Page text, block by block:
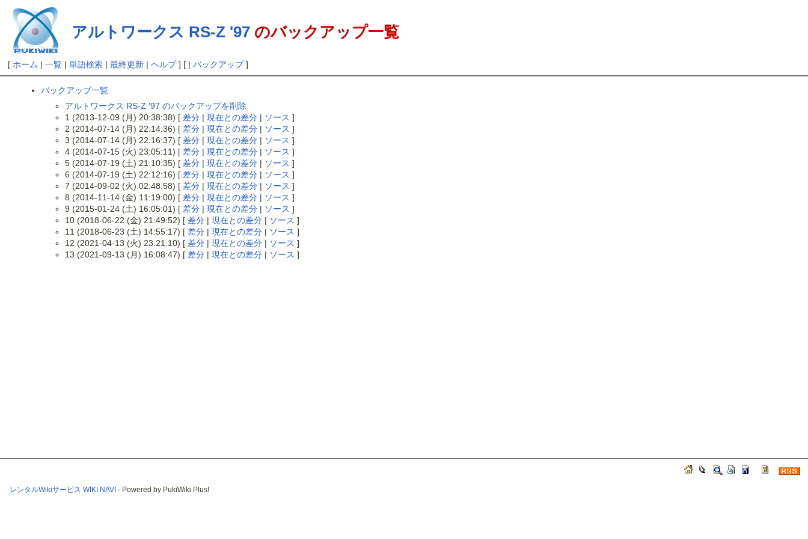
アルトワークス RS-Z '97 のバックアップ一覧
[ ホーム |一覧 |単語検索 |最終更新 |ヘルプ] [ |バックアップ]
バックアップ一覧
アルトワークス RS-Z '97 のバックアップを削除
1 (2013-12-09 (月) 20:38:38) [ 差分 | 現在との差分 | ソース ]
2 (2014-07-14 (月) 22:14:36) [ 差分 | 現在との差分 | ソース ]
3 (2014-07-14 (月) 22:16:37) [ 差分 | 現在との差分 | ソース ]
4 (2014-07-15 (火) 23:05:11) [ 差分 | 現在との差分 | ソース ]
5 (2014-07-19 (土) 21:10:35) [ 差分 | 現在との差分 | ソース ]
6 (2014-07-19 (土) 22:12:16) [ 差分 | 現在との差分 | ソース ]
7 (2014-09-02 (火) 02:48:58) [ 差分 | 現在との差分 | ソース ]
8 (2014-11-14 (金) 11:19:00) [ 差分 | 現在との差分 | ソース ]
9 (2015-01-24 (土) 16:05:01) [ 差分 | 現在との差分 | ソース ]
10 (2018-06-22 (金) 21:49:52) [ 差分 | 現在との差分 | ソース ]
11 (2018-06-23 (土) 14:55:17) [ 差分 | 現在との差分 | ソース ]
12 (2021-04-13 (火) 23:21:10) [ 差分 | 現在との差分 | ソース ]
13 (2021-09-13 (月) 16:08:47) [ 差分 | 現在との差分 | ソース ]
レンタルWikiサービス WIKI NAVI - Powered by PukiWiki Plus!